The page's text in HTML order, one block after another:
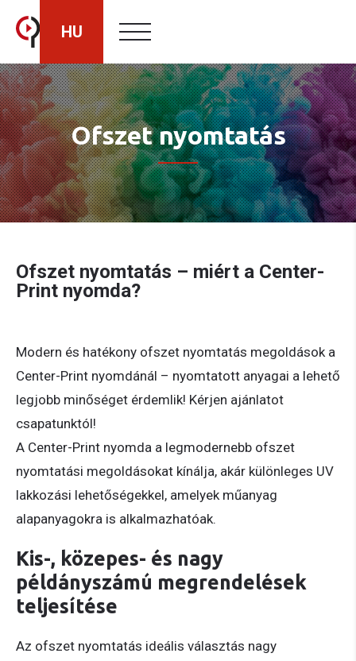
HU
RO
EN
Ofszet nyomtatás
Ofszet nyomtatás – miért a Center-
Print nyomda?
Modern és hatékony ofszet nyomtatás megoldások a
Center-Print nyomdánál – nyomtatott anyagai a lehető
legjobb minőséget érdemlik! Kérjen ajánlatot
csapatunktól!
A Center-Print nyomda a legmodernebb ofszet
nyomtatási megoldásokat kínálja, akár különleges UV
lakkozási lehetőségekkel, amelyek műanyag
alapanyagokra is alkalmazhatóak.
Kis-, közepes- és nagy
példányszámú megrendelések
teljesítése
Az ofszet nyomtatás ideális választás nagy